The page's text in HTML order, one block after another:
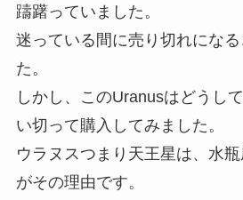
躊躇っていました。
迷っている間に売り切れにな
た。
しかし、このUranusはどうし
い切って購入してみました。
ウラヌスつまり天王星は、水
がその理由です。